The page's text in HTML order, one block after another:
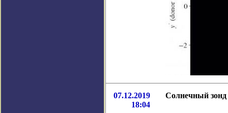
07.12.2019
18:04
Солнечный зонд